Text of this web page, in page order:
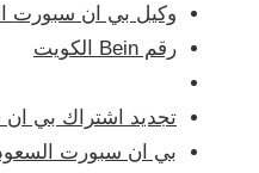
وكيل بي ان سبورت
رقم Bein الكويت
تجديد اشتراك بي
بي ان سبورت